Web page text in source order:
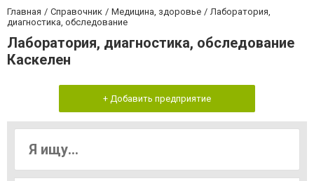
Главная Справочник Медицина, здоровье
Лаборатория,
диагностика, обследование
Лаборатория, диагностика, обследование
Каскелен
+ Добавить предприятие